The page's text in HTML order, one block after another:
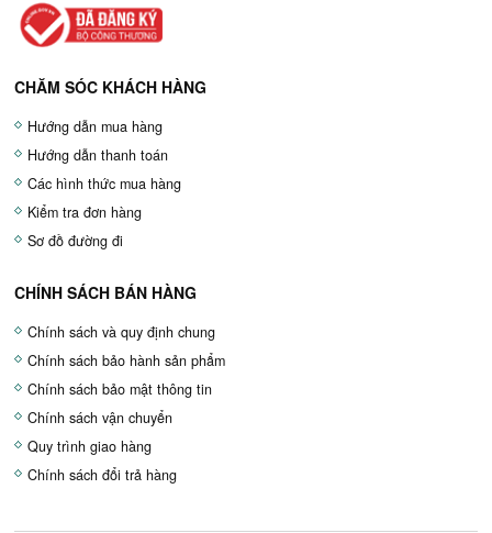
CHĂM SÓC KHÁCH HÀNG
Hướng dẫn mua hàng
Hướng dẫn thanh toán
Các hình thức mua hàng
Kiểm tra đơn hàng
Sơ đồ đường đi
CHÍNH SÁCH BÁN HÀNG
Chính sách và quy định chung
Chính sách bảo hành sản phẩm
Chính sách bảo mật thông tin
Chính sách vận chuyển
Quy trình giao hàng
Chính sách đổi trả hàng